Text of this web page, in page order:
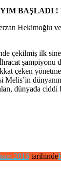
BAŞLADI !
Hekimoğlu
çekilmiş ilk
şampiyonu
çeken
Melis’in
dünyada
2016 tarihinde